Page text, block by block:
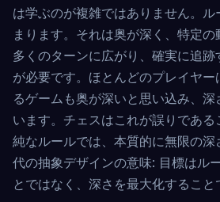
は学ぶのが複雑ではありません。ル
まります。それは奥が深く、特定
多くのターンに広がり、確実に追
が必要です。ほとんどのプレイヤ
るゲームも奥が深いと思い込み、
います。チェスはこれが誤りであ
純なルールでは、本質的に無限の深
代の抽象デザインの意味: 目標はル
とではなく、深さを最大化すること